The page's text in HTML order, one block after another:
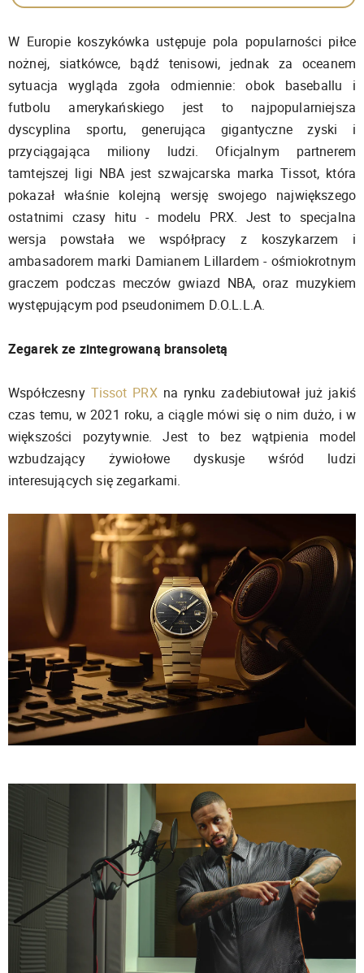
W Europie koszykówka ustępuje pola popularności piłce
nożnej, siatkówce, bądź tenisowi, jednak za oceanem
sytuacja wygląda zgoła odmiennie: obok baseballu i
futbolu amerykańskiego jest to najpopularniejsza
dyscyplina sportu, generująca gigantyczne zyski i
przyciągająca miliony ludzi. Oficjalnym partnerem
tamtejszej ligi NBA jest szwajcarska marka Tissot, która
pokazał właśnie kolejną wersję swojego największego
ostatnimi czasy hitu - modelu PRX. Jest to specjalna
wersja powstała we współpracy z koszykarzem i
ambasadorem marki Damianem Lillardem - ośmiokrotnym
graczem podczas meczów gwiazd NBA, oraz muzykiem
występującym pod pseudonimem D.O.L.L.A.
Zegarek ze zintegrowaną bransoletą
Współczesny Tissot PRXna rynku zadebiutował już jakiś
czas temu, w 2021 roku, a ciągle mówi się o nim dużo, i w
większości pozytywnie. Jest to bez wątpienia model
wzbudzający żywiołowe dyskusje wśród ludzi
interesujących się zegarkami.